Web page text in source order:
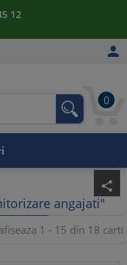
12

0
share
angajati"
1 - 15 din 18 carti